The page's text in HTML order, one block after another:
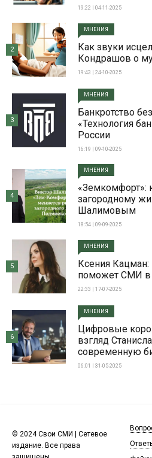
19:22 | 04-11-2025
МНЕНИЯ
Как звуки
Кондрашов о
19:43 | 24-10-2025
2
МНЕНИЯ
Банкротство
«Технология
России
16:19 | 09-10-2025
3
МНЕНИЯ
«Земкомфорт»:
загородному
Шалимовым
18:54 | 09-09-2025
4
МНЕНИЯ
Ксения
поможет СМИ в
22:33 | 17-07-2025
5
МНЕНИЯ
Цифровые
взгляд
современную
06:01 | 31-05-2025
6
© 2024 Свои СМИ | Сетевое
издание. Все права